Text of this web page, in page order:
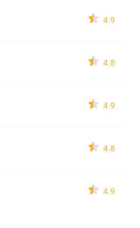
4.9
4.8
4.9
4.8
4.9